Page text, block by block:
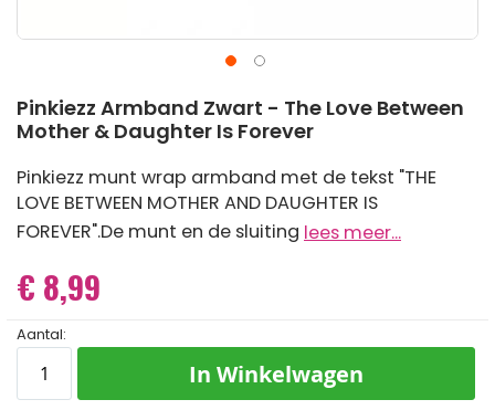
naar
het
van
de
afbeeldingen-
gallerij
Pinkiezz Armband Zwart - The Love Between
Mother & Daughter Is Forever
Pinkiezz munt wrap armband met de tekst "THE
LOVE BETWEEN MOTHER AND DAUGHTER IS
FOREVER".De munt en de sluiting lees meer...
€ 8,99
Aantal:
In Winkelwagen